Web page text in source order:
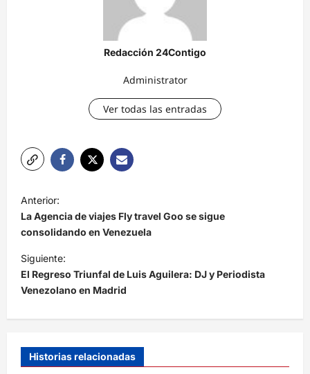
Redacción 24Contigo
Administrator
Ver todas las entradas
N
a
v
e
g
a
c
ó
Anterior:
La Agencia de viajes Fly travel Goo se sigue
consolidando en Venezuela
Siguiente:
El Regreso Triunfal de Luis Aguilera: DJ y Periodista
Venezolano en Madrid
Historias relacionadas